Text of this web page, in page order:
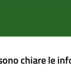
chiare le